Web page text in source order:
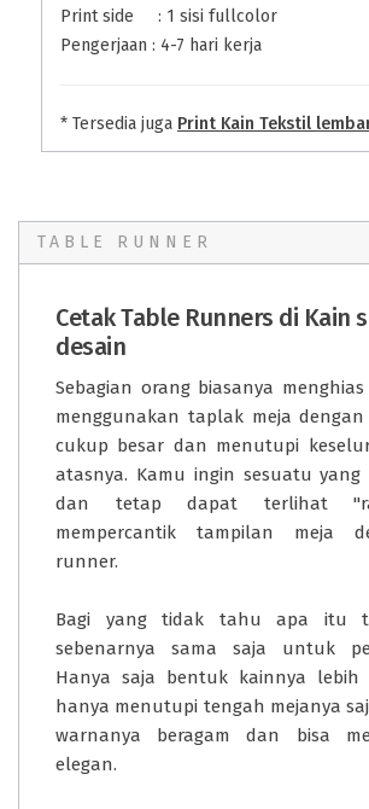
Print side : 1 sisi fullcolor
Pengerjaan : 4-7 hari kerja
* Tersedia juga Print Kain Tekstil
TABLE RUNNER
Cetak Table Runners di Kain
desain
Sebagian orang biasanya
menggunakan taplak meja
cukup besar dan menutupi
atasnya. Kamu ingin sesuatu yang
dan tetap dapat terlihat
mempercantik tampilan meja
runner.
Bagi yang tidak tahu apa itu
sebenarnya sama saja untuk
Hanya saja bentuk kainnya lebih
hanya menutupi tengah mejanya
warnanya beragam dan bisa
elegan.